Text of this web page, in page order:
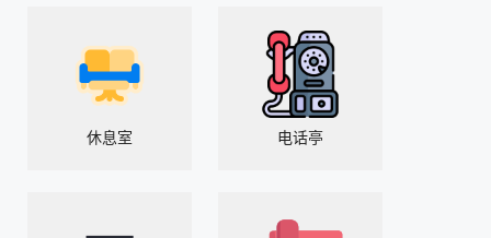
休息室 电话亭